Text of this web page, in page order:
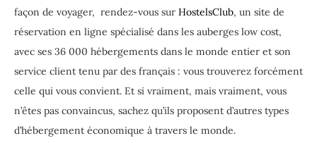
façon de voyager, rendez-vous sur HostelsClub, un site de
réservation en ligne spécialisé dans les auberges low cost,
avec ses 36 000 hébergements dans le monde entier et son
service client tenu par des français : vous trouverez forcément
celle qui vous convient. Et si vraiment, mais vraiment, vous
n’êtes pas convaincus, sachez qu’ils proposent d’autres types
d’hébergement économique à travers le monde.